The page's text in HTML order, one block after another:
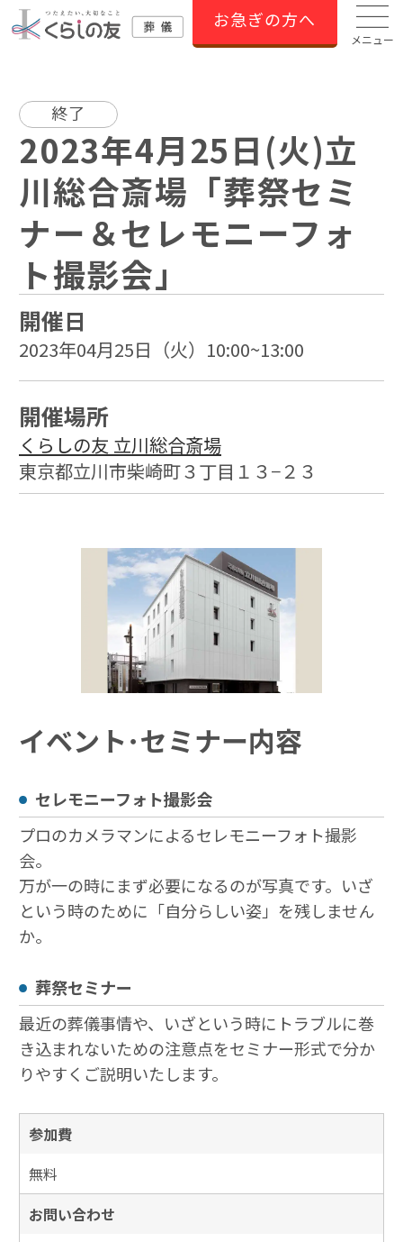
お急ぎの方へ
メニュー
終了
2023年4月25日(火)立
川総合斎場「葬祭セミ
ナー＆セレモニーフォ
ト撮影会」
開催日
2023年04月25日（火）10:00~13:00
開催場所
くらしの友 立川総合斎場
東京都立川市柴崎町３丁目１３−２３
イベント･セミナー内容
セレモニーフォト撮影会
プロのカメラマンによるセレモニーフォト撮影
会。
万が一の時にまず必要になるのが写真です。いざ
という時のために「自分らしい姿」を残しません
か。
葬祭セミナー
最近の葬儀事情や、いざという時にトラブルに巻
き込まれないための注意点をセミナー形式で分か
りやすくご説明いたします。
参加費
無料
お問い合わせ